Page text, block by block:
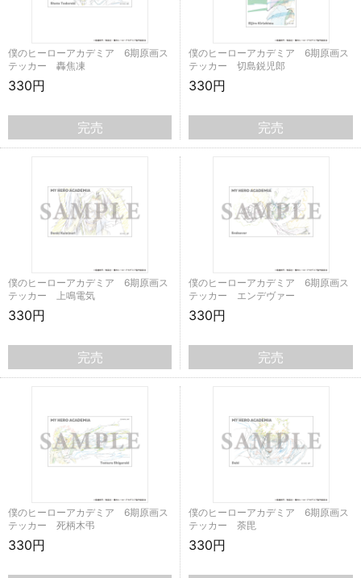
僕のヒーローアカデミア 6期原画ス
テッカー 轟焦凍
330円
完売
僕のヒーローアカデミア 6期原画ス
テッカー 切島鋭児郎
330円
完売
僕のヒーローアカデミア 6期原画ス
テッカー 上鳴電気
330円
完売
僕のヒーローアカデミア 6期原画ス
テッカー エンデヴァー
330円
完売
僕のヒーローアカデミア 6期原画ス
テッカー 死柄木弔
330円
僕のヒーローアカデミア 6期原画ス
テッカー 荼毘
330円